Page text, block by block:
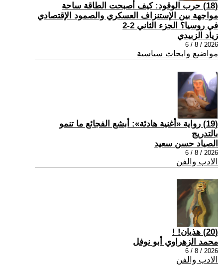
(18) حرب الوقود: كيف أصبحت الطاقة ساحة
مواجهة بين الإستنزاف العسكري والصمود الإقتصادي
في روسيا؟ الجزء الثاني 2-2
زياد الزبيدي
2026 / 8 / 6
مواضيع وابحاث سياسية
(19) رواية «أغنية هادئة»: أبشع الفجائع ما تنمو
بالتدريج
الصياد حسن سعيد
2026 / 8 / 6
الادب والفن
(20) هذيان! !
محمد الزهراوي أبو نوفل
2026 / 8 / 6
الادب والفن